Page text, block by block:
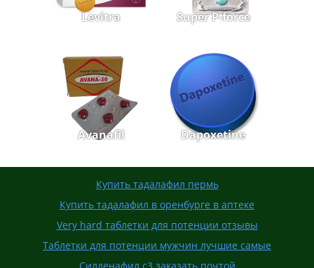
Levitra Super P-force
Avanafil Dapoxetine
Купить тадалафил пермь
Купить тадалафил в оренбурге в аптеке
Very hard таблетки для потенции отзывы
Таблетки для потенции мужчин лучшие самые